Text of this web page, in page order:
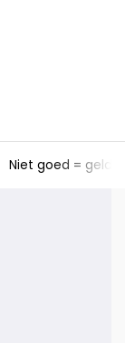
Niet goed = geld